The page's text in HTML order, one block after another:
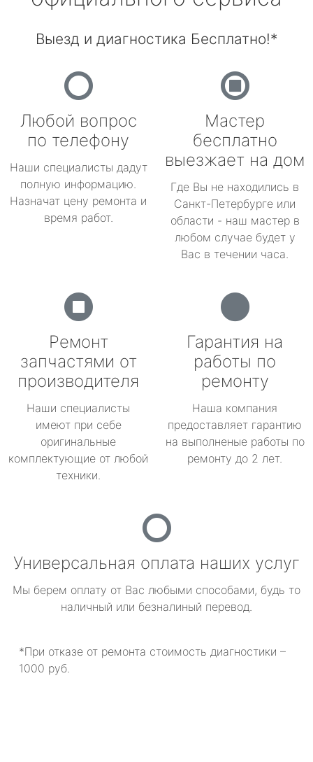
Выезд и диагностика Бесплатно!*
Любой вопрос
по телефону
Наши специалисты дадут
полную информацию.
Назначат цену ремонта и
время работ.
Мастер
бесплатно
выезжает на дом
Где Вы не находились в
Санкт-Петербурге или
области - наш мастер в
любом случае будет у
Вас в течении часа.
Ремонт
запчастями от
производителя
Наши специалисты
имеют при себе
оригинальные
комплектующие от любой
техники.
Гарантия на
работы по
ремонту
Наша компания
предоставляет гарантию
на выполненые работы по
ремонту до 2 лет.
Универсальная оплата наших услуг
Мы берем оплату от Вас любыми способами, будь то
наличный или безналиный перевод.
*При отказе от ремонта стоимость диагностики –
1000 руб.